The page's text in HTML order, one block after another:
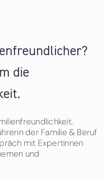
die
der Familie & Beruf
mit Expertinnen
und